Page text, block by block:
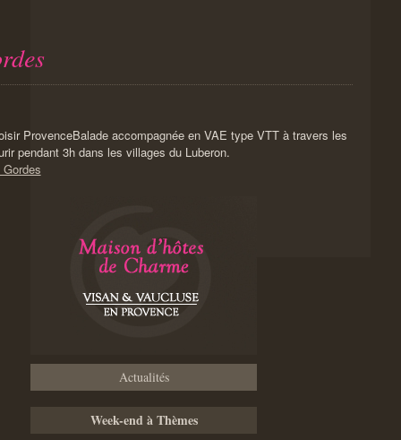
Balade accompagnée en VAE type VTT à travers les
pendant 3h dans les villages du Luberon.
Actualités
Week-end à Thèmes